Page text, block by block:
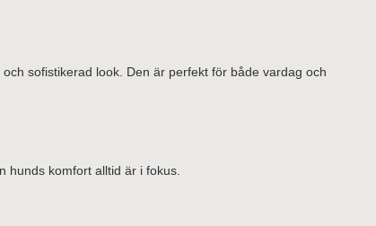
sofistikerad look. Den är perfekt för både vardag och
hunds komfort alltid är i fokus.